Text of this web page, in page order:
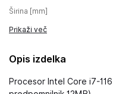
Širina [mm]
Prikaži več
Opis izdelka
Procesor Intel Core i7-